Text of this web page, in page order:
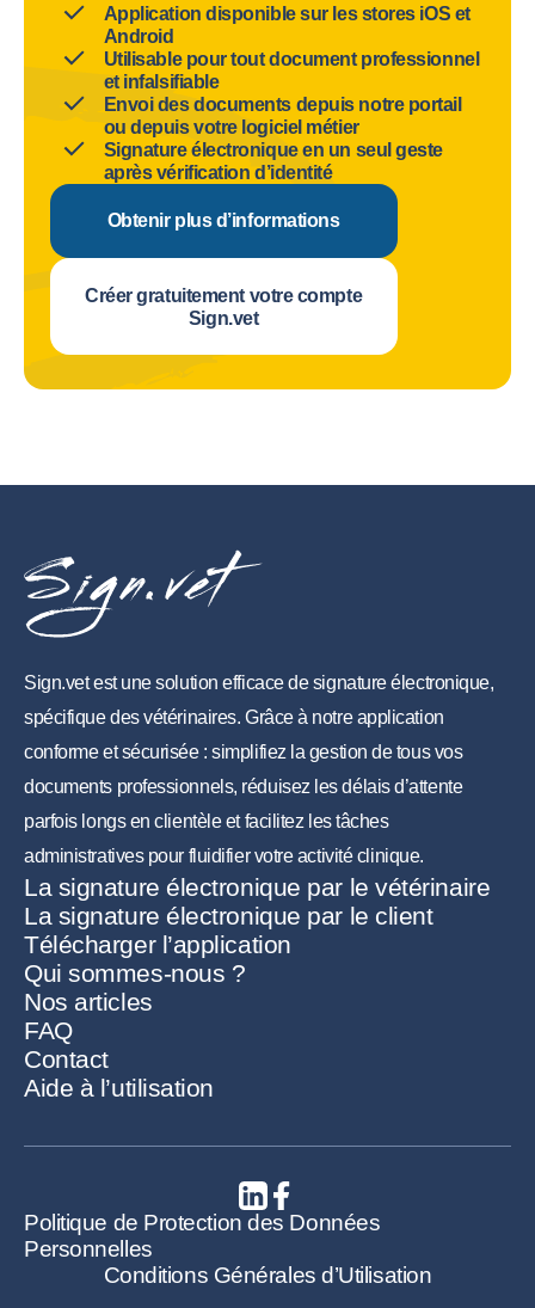
Application disponible sur les stores iOS et
Android
Utilisable pour tout document professionnel
et infalsifiable
Envoi des documents depuis notre portail
ou depuis votre logiciel métier
Signature électronique en un seul geste
après vérification d’identité
Obtenir plus d’informations
Créer gratuitement votre compte
Sign.vet
Sign.vet est une solution efficace de signature électronique,
spécifique des vétérinaires. Grâce à notre application
conforme et sécurisée : simplifiez la gestion de tous vos
documents professionnels, réduisez les délais d’attente
parfois longs en clientèle et facilitez les tâches
administratives pour fluidifier votre activité clinique.
La signature électronique par le vétérinaire
La signature électronique par le client
Télécharger l’application
Qui sommes-nous ?
Nos articles
FAQ
Contact
Aide à l’utilisation
Politique de Protection des Données
Personnelles
Conditions Générales d’Utilisation